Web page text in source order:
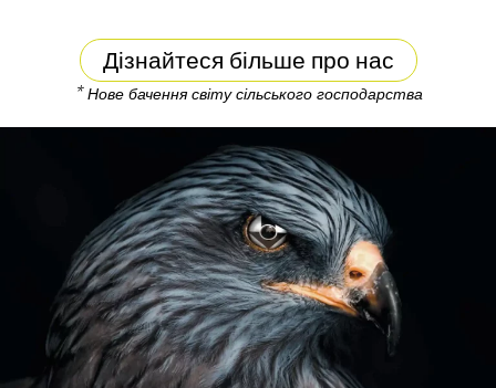
Дізнайтеся більше про нас
* Нове бачення світу сільського господарства